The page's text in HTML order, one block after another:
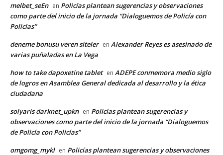
melbet_seEn en Policías plantean sugerencias y observaciones
como parte del inicio de la jornada “Dialoguemos de Policía con
Policías”
deneme bonusu veren siteler en Alexander Reyes es asesinado de
varias puñaladas en La Vega
how to take dapoxetine tablet en ADEPE conmemora medio siglo
de logros en Asamblea General dedicada al desarrollo y la ética
ciudadana
solyaris darknet_upkn en Policías plantean sugerencias y
observaciones como parte del inicio de la jornada “Dialoguemos
de Policía con Policías”
omgomg_mykl en Policías plantean sugerencias y observaciones